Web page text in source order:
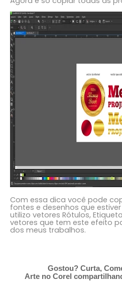
Com essa dica você pode
fontes e desenhos que
utilizo vetores Rótulos,
vetores que tem este efeito
dos meus trabalhos.
Gostou? Curta,
Arte no Corel